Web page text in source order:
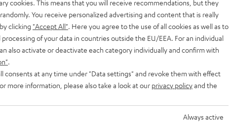
cookies. This means that you will receive recommendations, but they
You receive personalized advertising and content that is really
clicking "Accept All" . Here you agree to the use of all cookies as well as to
of your data in countries outside the EU/EEA. For an individual
also activate or deactivate each category individually and confirm with
consents at any time under "Data settings" and revoke them with effect
more information, please also take a look at our privacy policyand the
Always active